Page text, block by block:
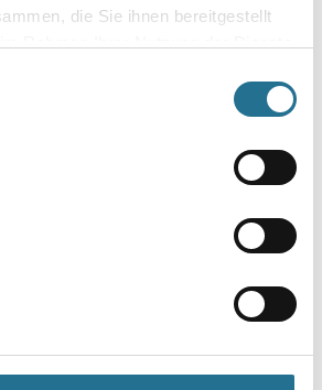
die Sie ihnen bereitgestellt